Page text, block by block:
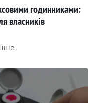
годинниками:
власників